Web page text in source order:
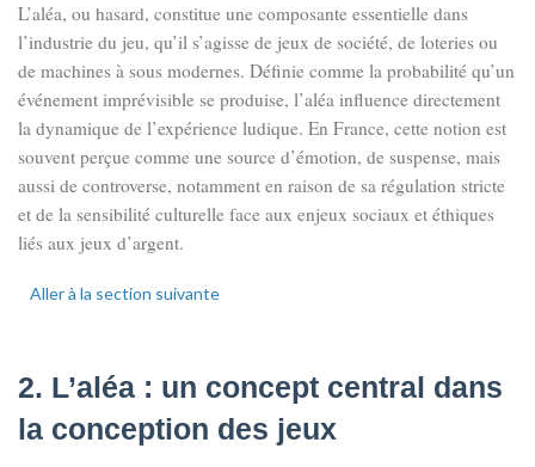
L’aléa, ou hasard, constitue une composante essentielle dans
l’industrie du jeu, qu’il s’agisse de jeux de société, de loteries ou
de machines à sous modernes. Définie comme la probabilité qu’un
événement imprévisible se produise, l’aléa influence directement
la dynamique de l’expérience ludique. En France, cette notion est
souvent perçue comme une source d’émotion, de suspense, mais
aussi de controverse, notamment en raison de sa régulation stricte
et de la sensibilité culturelle face aux enjeux sociaux et éthiques
liés aux jeux d’argent.
Aller à la section suivante
2. L’aléa : un concept central dans
la conception des jeux